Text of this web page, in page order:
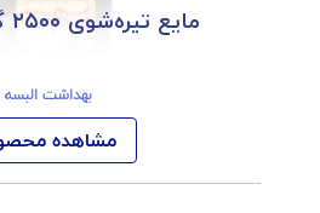
مایع تیره‌شوی ۲۵۰۰ گرمی اکتیو
بهداشت البسه
مشاهده